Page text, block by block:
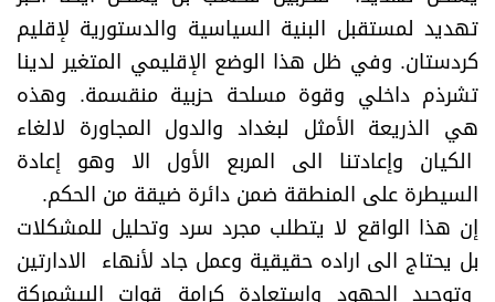
تهديد لمستقبل البنية السياسية والدستورية لإقليم
كردستان. وفي ظل هذا الوضع الإقليمي المتغير لدينا
تشرذم داخلي وقوة مسلحة حزبية منقسمة. وهذه
هي الذريعة الأمثل لبغداد والدول المجاورة لالغاء
الكيان وإعادتنا الى المربع الأول الا وهو إعادة
السيطرة على المنطقة ضمن دائرة ضيقة من الحكم.
إن هذا الواقع لا يتطلب مجرد سرد وتحليل للمشكلات
بل يحتاج الى اراده حقيقية وعمل جاد لأنهاء الادارتين
وتوحيد الجهود واستعادة كرامة قوات البيشمركة